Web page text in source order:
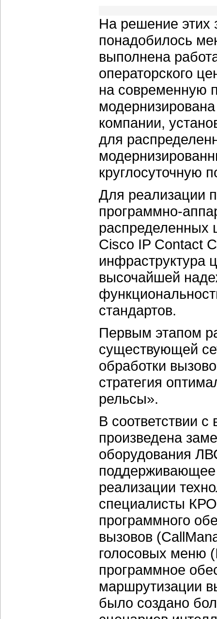
На решение этих
понадобилось
выполнена
операторского
на современную
компании,
для
круглосуточную
Для реализации
программно-
распределенных
Cisco IP Contact
инфраструктура
высочайшей
стандартов.
Первым этапом
существующей
обработки
стратегия
рельсы».
В соответствии
произведена
оборудования
реализации
специалисты
программного
вызовов
голосовых меню
программное
маршрутизации
было создано